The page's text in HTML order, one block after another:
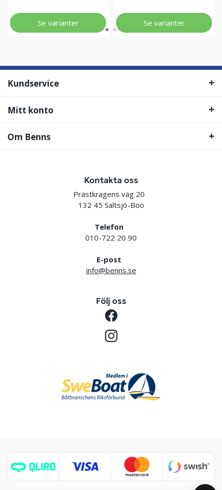
Se varianter Se varianter
Kundservice
Mitt konto
Om Benns
Kontakta oss
Prästkragens väg 20
132 45 Saltsjö-Boo
Telefon
010-722 20 90
E-post
info@benns.se
Följ oss